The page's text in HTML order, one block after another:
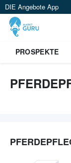
DIE Angebote App
PROSPEKTE